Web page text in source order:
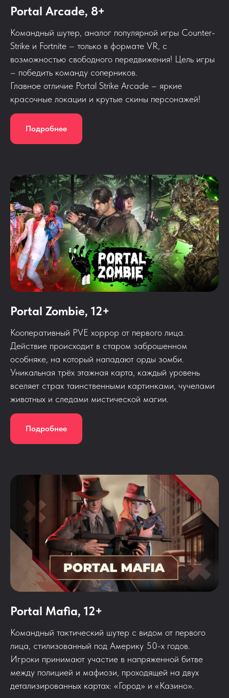
Portal Arcade, 8+
Командный шутер, аналог популярной игры Counter-
Strike и Fortnite – только в формате VR, с
возможностью свободного передвижения! Цель игры
– победить команду соперников.
Главное отличие Portal Strike Arcade – яркие
красочные локации и крутые скины персонажей!
Подробнее
Portal Zombie, 12+
Кооперативный PVE хоррор от первого лица.
Действие происходит в старом заброшенном
особняке, на который нападают орды зомби.
Уникальная трёх этажная карта, каждый уровень
вселяет страх таинственными картинками, чучелами
животных и следами мистической магии.
Подробнее
Portal Mafia, 12+
Командный тактический шутер с видом от первого
лица, стилизованный под Америку 50-х годов.
Игроки принимают участие в напряженной битве
между полицией и мафиози, проходящей на двух
детализированных картах: «Город» и «Казино».